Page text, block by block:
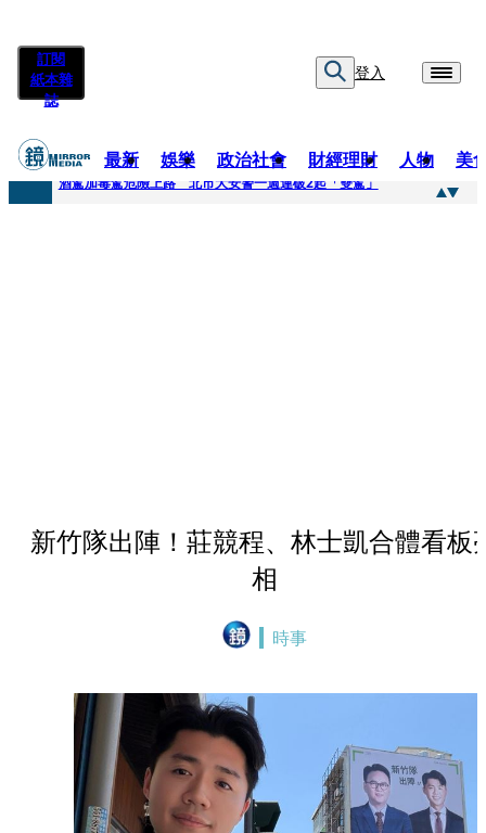
訂閱
紙本雜
誌
登入
最新 娛樂 政治社會 財經理財 人物 美
快訊
酒駕加毒駕危險上路 北市大安警一週連破2起「雙駕」
新竹隊出陣！莊競程、林士凱合體看板
相
時事